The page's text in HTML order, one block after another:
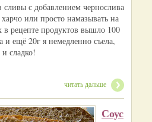
сливы с добавлением чернослива
или просто намазывать на
в рецепте продуктов вышло 100
и ещё 20г я немедленно съела,
сладко!
читать дальше
Соус